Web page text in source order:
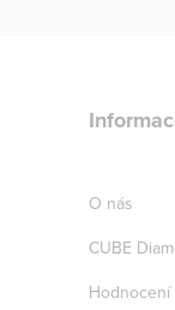
O nás
CUBE